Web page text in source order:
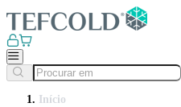
Início